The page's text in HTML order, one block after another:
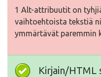
1 Alt-attribuutit on
vaihtoehtoista tekstiä
ymmärtävät paremmin
Kirjain/HTML